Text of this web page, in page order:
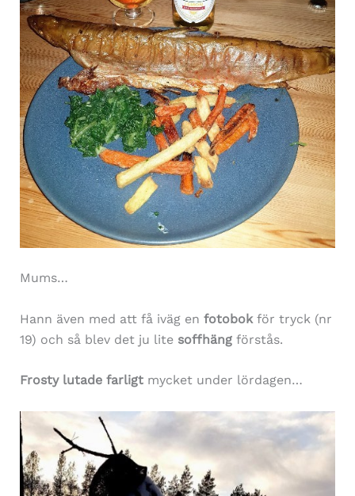
Mums…
Hann även med att få iväg en fotobokför tryck (nr
19) och så blev det ju lite soffhängförstås.
Frosty lutade farligtmycket under lördagen…